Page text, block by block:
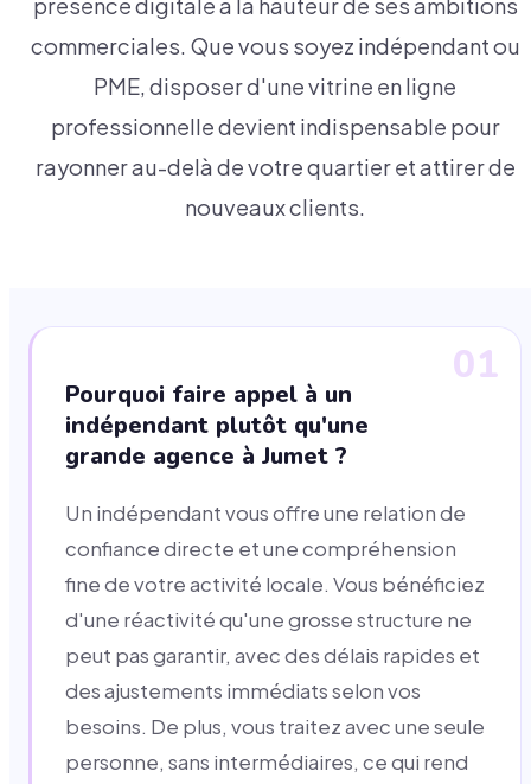
présence digitale à la hauteur de ses ambitions
commerciales. Que vous soyez indépendant ou
PME, disposer d'une vitrine en ligne
professionnelle devient indispensable pour
rayonner au-delà de votre quartier et attirer de
nouveaux clients.
01
Pourquoi faire appel à un
indépendant plutôt qu'une
grande agence à Jumet ?
Un indépendant vous offre une relation de
confiance directe et une compréhension
fine de votre activité locale. Vous bénéficiez
d'une réactivité qu'une grosse structure ne
peut pas garantir, avec des délais rapides et
des ajustements immédiats selon vos
besoins. De plus, vous traitez avec une seule
personne, sans intermédiaires, ce qui rend